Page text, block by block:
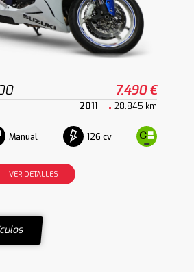
7.490 €
2011 28.845 km
Manual 126 cv
VER DETALLES